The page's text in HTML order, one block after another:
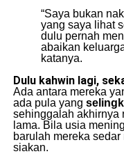
“Saya bukan
yang saya lihat
dulu pernah
abaikan
katanya.
Dulu kahwin lagi,
Ada antara mereka
ada pula yang
sehinggalah akhirnya
lama. Bila usia
barulah mereka
siakan.